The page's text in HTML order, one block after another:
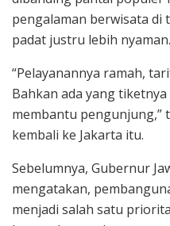
pengalaman berwisata di
padat justru lebih nyaman.
“Pelayanannya ramah,
Bahkan ada yang
membantu pengunjung,”
kembali ke Jakarta itu.
Sebelumnya, Gubernur
mengatakan,
menjadi salah satu